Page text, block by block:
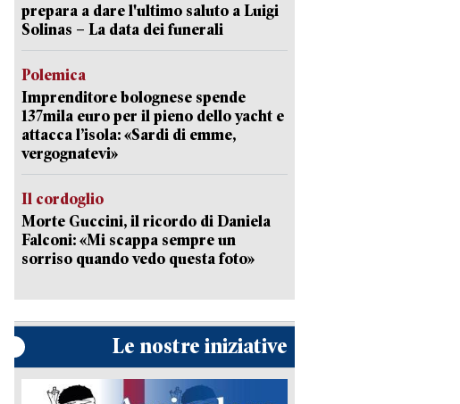
prepara a dare l'ultimo saluto a Luigi
Solinas – La data dei funerali
Polemica
Imprenditore bolognese spende
137mila euro per il pieno dello yacht e
attacca l’isola: «Sardi di emme,
vergognatevi»
Il cordoglio
Morte Guccini, il ricordo di Daniela
Falconi: «Mi scappa sempre un
sorriso quando vedo questa foto»
Le nostre iniziative